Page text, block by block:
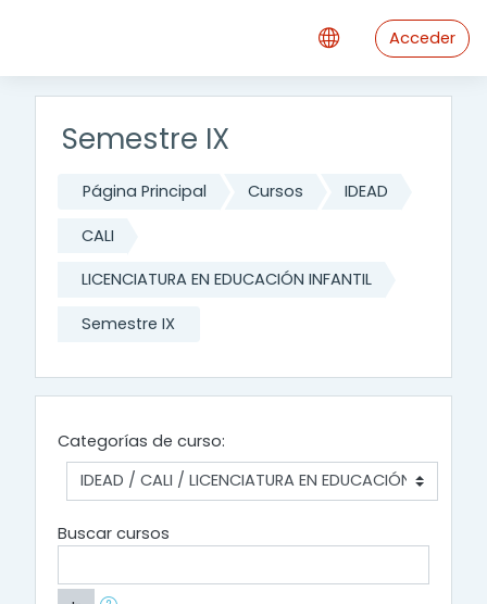
Acceder
Semestre IX
Página Principal Cursos IDEAD
CALI
LICENCIATURA EN EDUCACIÓN INFANTIL
Semestre IX
Categorías de curso:
Buscar cursos